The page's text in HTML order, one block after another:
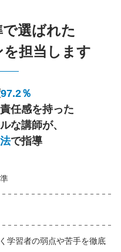
選ばれた
担当します
97.2％
任感を持った
な講師が、
で指導
学習者の弱点や苦手を徹底